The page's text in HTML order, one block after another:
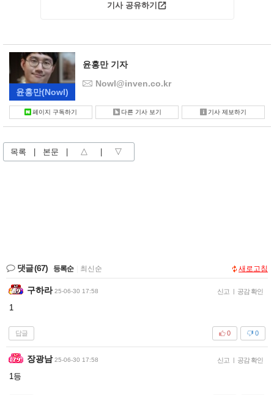
기사 공유하기
윤홍만(Nowl)
윤홍만 기자
Nowl@inven.co.kr
페이지 구독하기 다른 기사 보기 기사 제보하기
목록 | 본문 | △ | ▽
댓글(67) 등록순 최신순 새로고침
구하라 25-06-30 17:58 신고 | 공감 확인
1
답글 0
0
장광남 25-06-30 17:58 신고 | 공감 확인
1등